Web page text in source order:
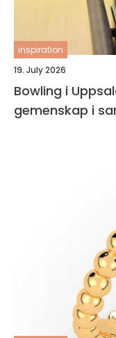
inspiration
19. July 2026
Bowling i
gemenskap i